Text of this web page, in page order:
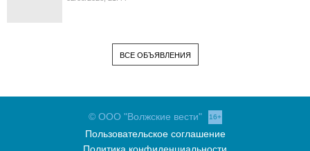
ВСЕ ОБЪЯВЛЕНИЯ
© ООО "Волжские вести" 16+
Пользовательское соглашение